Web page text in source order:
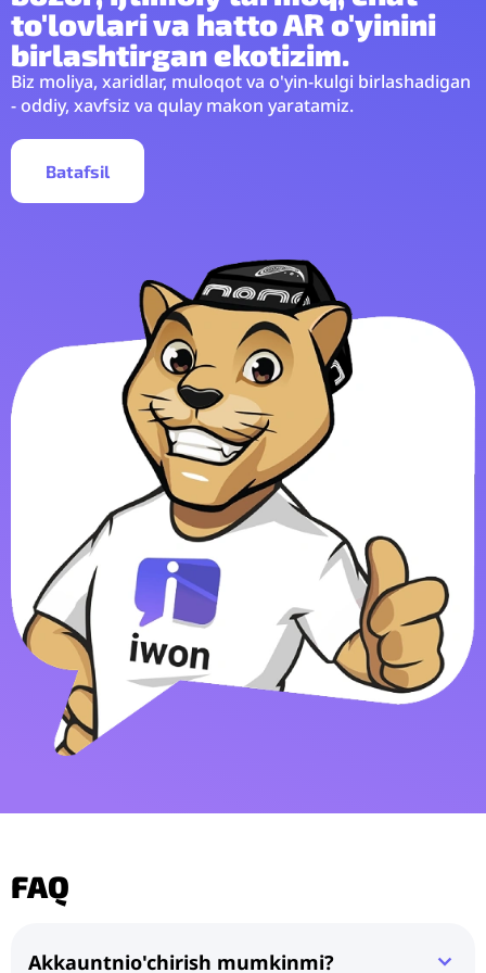
to'lovlari va hatto AR o'yinini
birlashtirgan ekotizim.
Biz moliya, xaridlar, muloqot va o'yin-kulgi birlashadigan
- oddiy, xavfsiz va qulay makon yaratamiz.
Batafsil
FAQ
Akkauntnio'chirish mumkinmi?